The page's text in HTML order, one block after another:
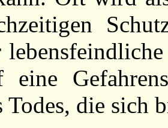
eine
die sich